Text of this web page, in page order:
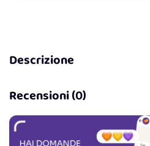
Descrizione
Recensioni (0)